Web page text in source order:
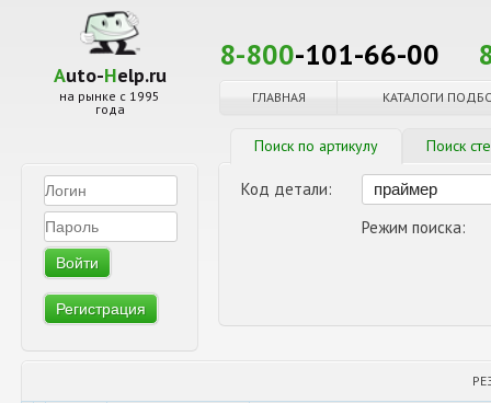
Auto-Help.ru
на рынке с 1995
года
Регистрация
8-800-101-66-00
ГЛАВНАЯ КАТАЛОГИ
Поиск по артикулу Поиск
Код детали:
Режим поиска: